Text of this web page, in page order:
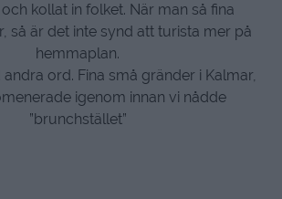
kollat in folket. När man så fina
så är det inte synd att turista mer på
hemmaplan.
ord. Fina små gränder i Kalmar,
igenom innan vi nådde
”brunchstället”